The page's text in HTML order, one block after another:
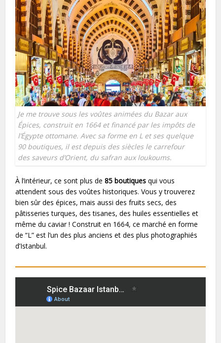
Je me trouve sous les voûtes animées du Bazar aux
Épices, construit en 1664 et financé par les impôts de
l’Égypte ottomane. Avec sa forme en L et ses quelque
90 boutiques, il est depuis des siècles le carrefour
des saveurs d’Orient, du safran aux loukoums.
À l’intérieur, ce sont plus de85 boutiques qui vous
attendent sous des voûtes historiques. Vous y trouverez
bien sûr des épices, mais aussi des fruits secs, des
pâtisseries turques, des tisanes, des huiles essentielles et
même du caviar ! Construit en 1664, ce marché en forme
de “L” est l’un des plus anciens et des plus photographiés
d’Istanbul.